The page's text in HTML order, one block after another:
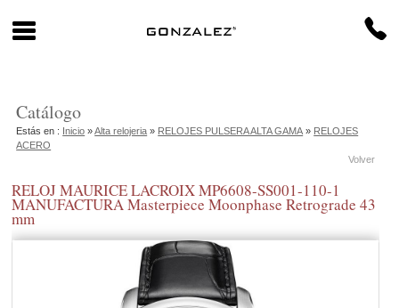
Catálogo
Estás en : Inicio »Alta relojeria » RELOJES PULSERA ALTA GAMA » RELOJES
ACERO
Volver
RELOJ MAURICE LACROIX MP6608-SS001-110-1
MANUFACTURA Masterpiece Moonphase Retrograde 43
mm